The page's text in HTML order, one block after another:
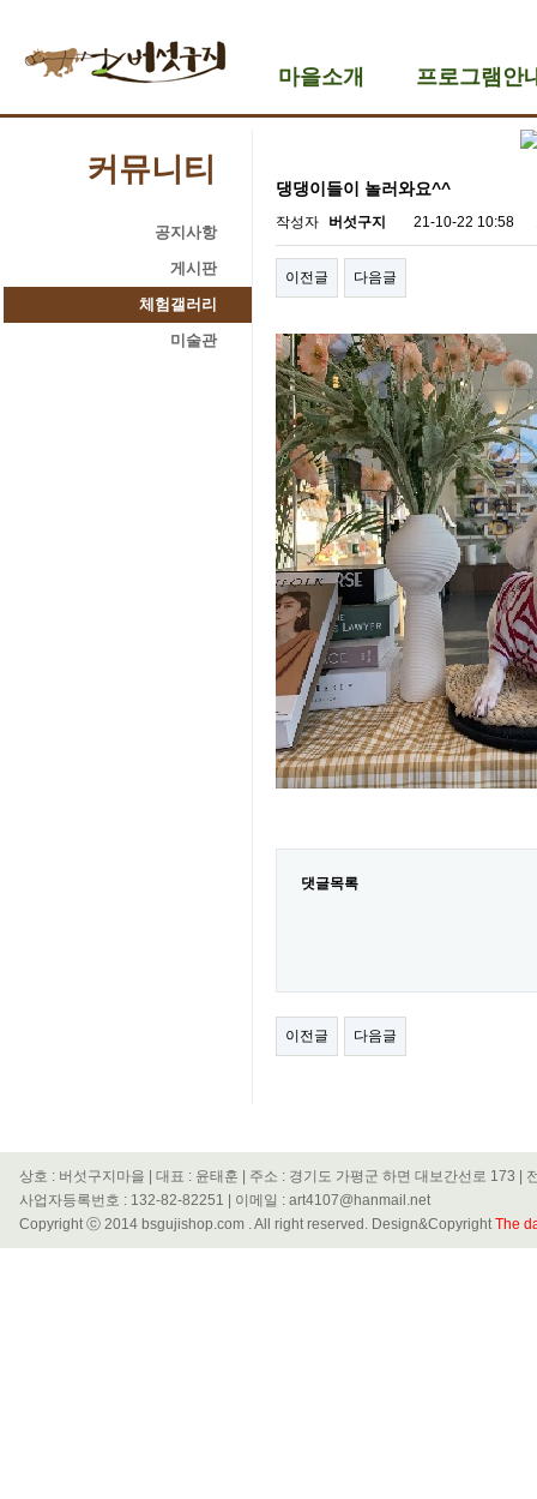
마을소개 프로그램안
커뮤니티
공지사항
게시판
체험갤러리
미술관
댕댕이들이 놀러와요^^
작성자 버섯구지 21-10-22 10:58
이전글 다음글
댓글목록
이전글 다음글
상호 : 버섯구지마을 | 대표 : 윤태훈 | 주소 : 경기도 가평군 하면 대보간선로 173 |
사업자등록번호 : 132-82-82251 | 이메일 : art4107@hanmail.net
Copyright ⓒ 2014 bsgujishop.com . All right reserved. Design&CopyrightThe